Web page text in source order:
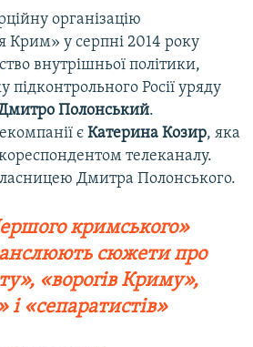
організацію
Крим» у серпні 2014 року
внутрішньої політики,
підконтрольного Росії уряду
Полонський.
є Катерина Козир, яка
телеканалу.
Дмитра Полонського.
кримського»
сюжети про
«ворогів Криму»,
і «сепаратистів»